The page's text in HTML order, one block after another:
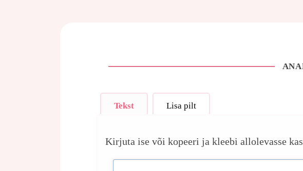
Tekst Lisa pilt
Kirjuta ise või kopeeri ja kleebi allolevasse